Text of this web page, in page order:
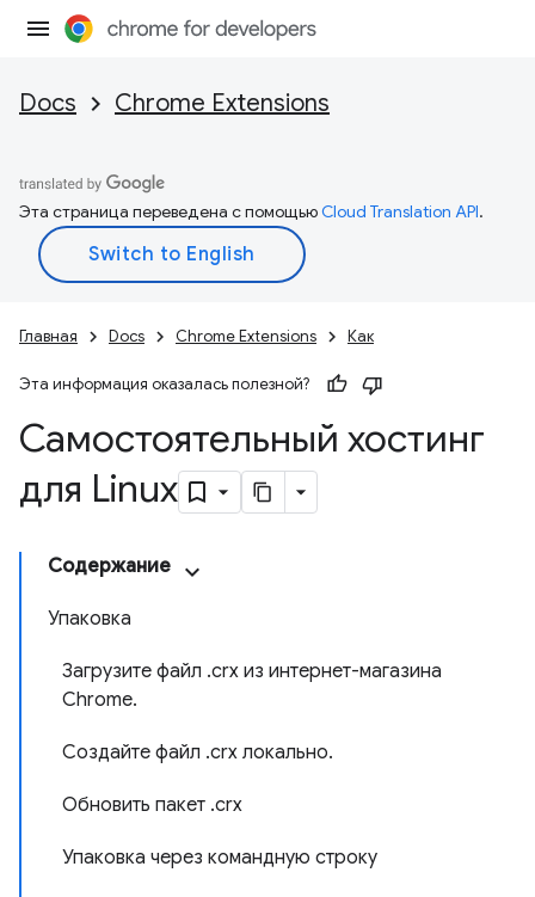
Docs Chrome Extensions
Эта страница переведена с помощьюCloud Translation API.
Главная Docs Chrome Extensions Как
Эта информация оказалась полезной?
Самостоятельный хостинг
для Linux
Содержание
Упаковка
Загрузите файл .crx из интернет-магазина
Chrome.
Создайте файл .crx локально.
Обновить пакет .crx
Упаковка через командную строку